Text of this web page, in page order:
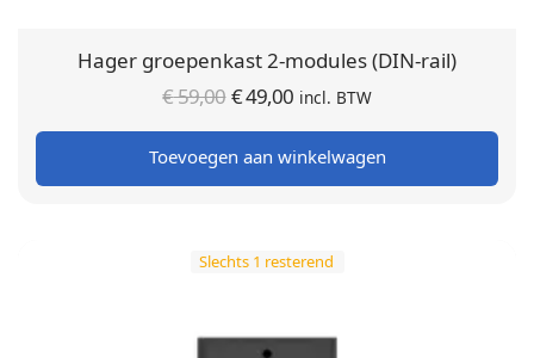
Hager groepenkast 2-modules (DIN-rail)
€59,00Oorspronkelijke
prijs was:
€ 59,00.
€49,00 Huidige
prijs is:
€ 49,00.
incl. BTW
Toevoegen aan winkelwagen
Slechts 1 resterend